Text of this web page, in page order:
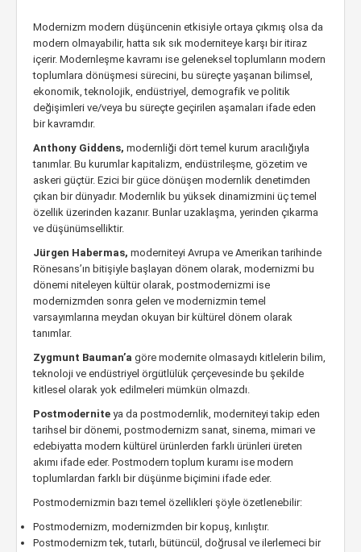
Modernizm modern düşüncenin etkisiyle ortaya çıkmış olsa da
modern olmayabilir, hatta sık sık moderniteye karşı bir itiraz
içerir. Modernleşme kavramı ise geleneksel toplumların modern
toplumlara dönüşmesi sürecini, bu süreçte yaşanan bilimsel,
ekonomik, teknolojik, endüstriyel, demografik ve politik
değişimleri ve/veya bu süreçte geçirilen aşamaları ifade eden
bir kavramdır.
Anthony Giddens, modernliği dört temel kurum aracılığıyla
tanımlar. Bu kurumlar kapitalizm, endüstrileşme, gözetim ve
askeri güçtür. Ezici bir güce dönüşen modernlik denetimden
çıkan bir dünyadır. Modernlik bu yüksek dinamizmini üç temel
özellik üzerinden kazanır. Bunlar uzaklaşma, yerinden çıkarma
ve düşünümselliktir.
Jürgen Habermas, moderniteyi Avrupa ve Amerikan tarihinde
Rönesans’ın bitişiyle başlayan dönem olarak, modernizmi bu
dönemi niteleyen kültür olarak, postmodernizmi ise
modernizmden sonra gelen ve modernizmin temel
varsayımlarına meydan okuyan bir kültürel dönem olarak
tanımlar.
Zygmunt Bauman’a göre modernite olmasaydı kitlelerin bilim,
teknoloji ve endüstriyel örgütlülük çerçevesinde bu şekilde
kitlesel olarak yok edilmeleri mümkün olmazdı.
Postmodernite ya da postmodernlik, moderniteyi takip eden
tarihsel bir dönemi, postmodernizm sanat, sinema, mimari ve
edebiyatta modern kültürel ürünlerden farklı ürünleri üreten
akımı ifade eder. Postmodern toplum kuramı ise modern
toplumlardan farklı bir düşünme biçimini ifade eder.
Postmodernizmin bazı temel özellikleri şöyle özetlenebilir:
Postmodernizm, modernizmden bir kopuş, kırılıştır.
Postmodernizm tek, tutarlı, bütüncül, doğrusal ve ilerlemeci bir